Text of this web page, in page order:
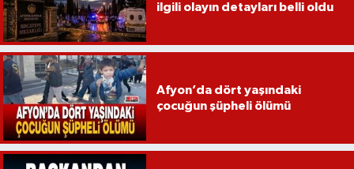
ilgili olayın detayları belli oldu
Afyon’da dört yaşındaki
çocuğun şüpheli ölümü